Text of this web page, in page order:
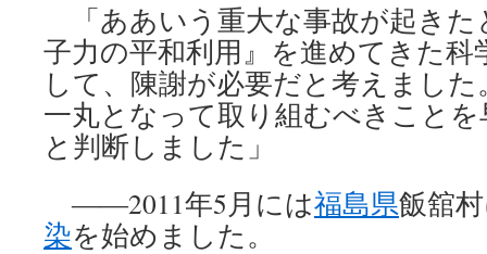
「ああいう重大な事故が起きた
子力の平和利用』を進めてきた科
して、陳謝が必要だと考えまし
一丸となって取り組むべきこと
と判断しました」
――2011年5月には福島県飯舘
染を始めました。